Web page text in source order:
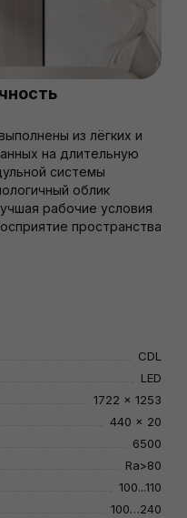
из лёгких и
на длительную
системы
облик
рабочие условия
пространства
CDL
LED
1722 × 1253
440 × 20
6500
Ra>80
100...110
100…240